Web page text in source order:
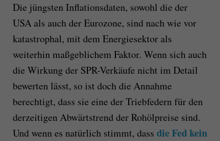
Die jüngsten Inflationsdaten, sowohl die der
USA als auch der Eurozone, sind nach wie vor
katastrophal, mit dem Energiesektor als
weiterhin maßgeblichem Faktor. Wenn sich auch
die Wirkung der SPR-Verkäufe nicht im Detail
bewerten lässt, so ist doch die Annahme
berechtigt, dass sie eine der Triebfedern für den
derzeitigen Abwärtstrend der Rohölpreise sind.
Und wenn es natürlich stimmt, dass die Fed kein